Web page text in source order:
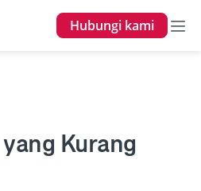
Hubungi kami
Kurang